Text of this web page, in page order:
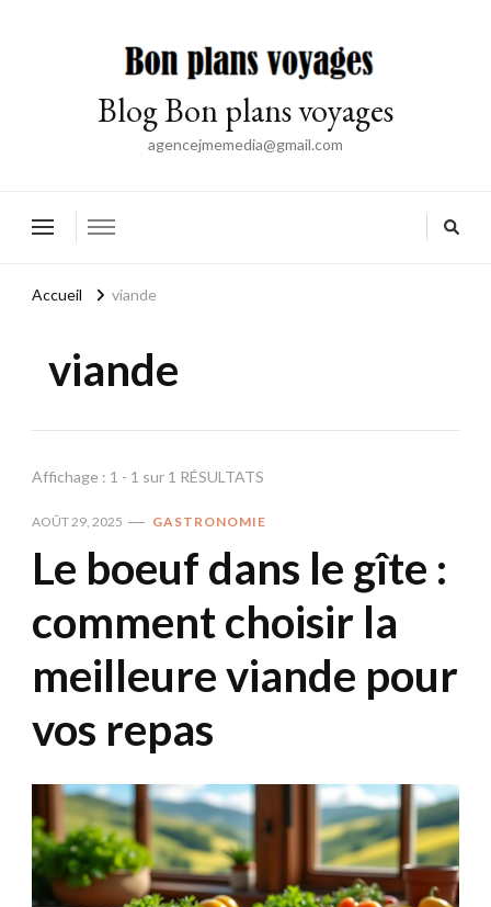
Blog Bon plans voyages
agencejmemedia@gmail.com
Accueil viande
viande
Affichage : 1 - 1 sur 1 RÉSULTATS
AOÛT 29, 2025 GASTRONOMIE
Le boeuf dans le gîte :
comment choisir la
meilleure viande pour
vos repas